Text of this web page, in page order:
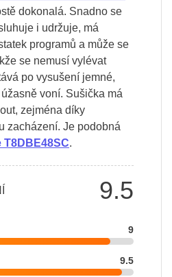
dokonalá. Snadno se
i udržuje, má
programů a může se
se nemusí vylévat
po vysušení jemné,
voní. Sušička má
zejména díky
zacházení. Je podobná
T8DBE48SC.
9.5
9
9.5